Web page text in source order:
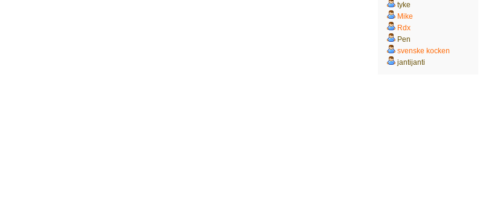
tyke
Mike
Rdx
Pen
svenske kocken
jantijanti